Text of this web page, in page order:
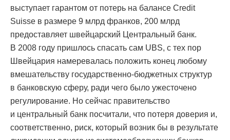
выступает гарантом от потерь на балансе Credit
Suisse в размере 9 млрд франков, 200 млрд
предоставляет швейцарский Центральный банк.
В 2008 году пришлось спасать сам UBS, с тех пор
Швейцария намеревалась положить конец любому
вмешательству государственно-бюджетных структур
в банковскую сферу, ради чего было ужесточено
регулирование. Но сейчас правительство
и центральный банк посчитали, что потеря доверия и,
соответственно, риск, который возник бы в результате